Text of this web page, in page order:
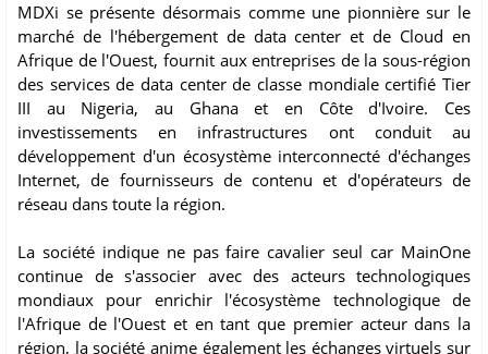
MDXi se présente désormais comme une pionnière sur le
marché de l'hébergement de data center et de Cloud en
Afrique de l'Ouest, fournit aux entreprises de la sous-région
des services de data center de classe mondiale certifié Tier
III au Nigeria, au Ghana et en Côte d'Ivoire. Ces
investissements en infrastructures ont conduit au
développement d'un écosystème interconnecté d'échanges
Internet, de fournisseurs de contenu et d'opérateurs de
réseau dans toute la région.
La société indique ne pas faire cavalier seul car MainOne
continue de s'associer avec des acteurs technologiques
mondiaux pour enrichir l'écosystème technologique de
l'Afrique de l'Ouest et en tant que premier acteur dans la
région, la société anime également les échanges virtuels sur